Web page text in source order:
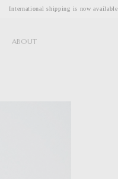
International shipping is now available
ABOUT